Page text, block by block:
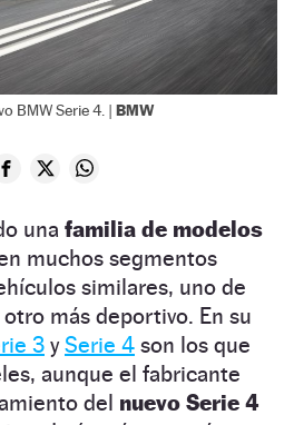
BMW Serie 4. | BMW
una familia de modelos
muchos segmentos
similares, uno de
más deportivo. En su
3 ySerie 4 son los que
aunque el fabricante
del nuevo Serie 4